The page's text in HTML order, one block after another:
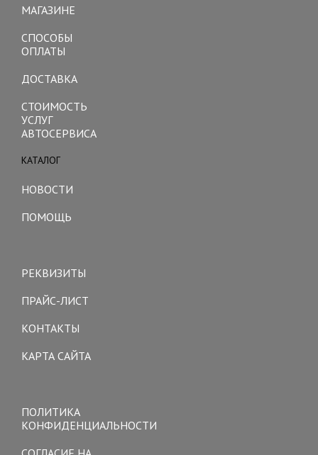
МАГАЗИНЕ
СПОСОБЫ
ОПЛАТЫ
ДОСТАВКА
СТОИМОСТЬ
УСЛУГ
АВТОСЕРВИСА
КАТАЛОГ
НОВОСТИ
ПОМОЩЬ
РЕКВИЗИТЫ
ПРАЙС-ЛИСТ
КОНТАКТЫ
КАРТА САЙТА
ПОЛИТИКА
КОНФИДЕНЦИАЛЬНОСТИ